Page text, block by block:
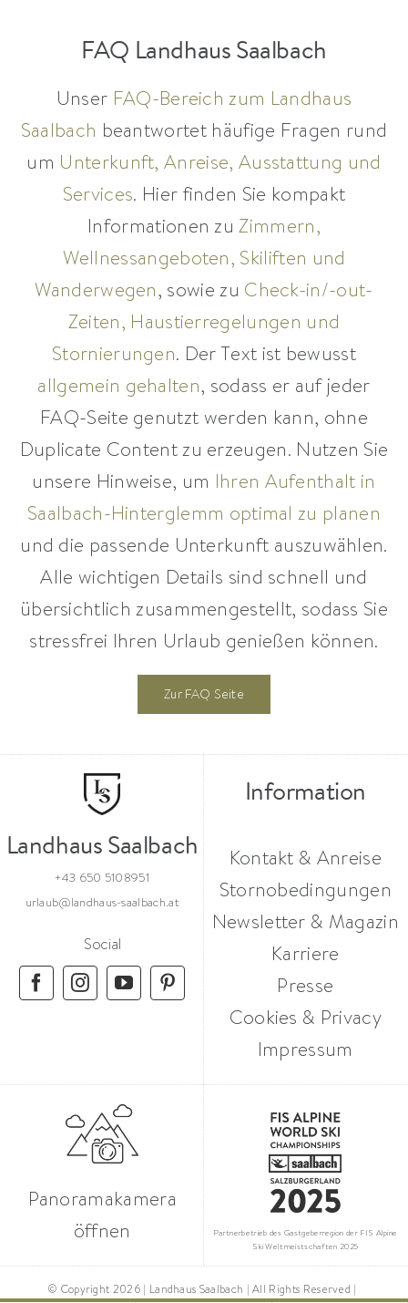
FAQ Landhaus Saalbach
Unser FAQ-Bereich zum Landhaus
Saalbach beantwortet häufige Fragen rund
um Unterkunft, Anreise, Ausstattung und
Services. Hier finden Sie kompakt
Informationen zuZimmern,
Wellnessangeboten, Skiliften und
Wanderwegen, sowie zu Check-in/-out-
Zeiten, Haustierregelungen und
Stornierungen. Der Text ist bewusst
allgemein gehalten, sodass er auf jeder
FAQ-Seite genutzt werden kann, ohne
Duplicate Content zu erzeugen. Nutzen Sie
unsere Hinweise, um Ihren Aufenthalt in
Saalbach-Hinterglemm optimal zu planen
und die passende Unterkunft auszuwählen.
Alle wichtigen Details sind schnell und
übersichtlich zusammengestellt, sodass Sie
stressfrei Ihren Urlaub genießen können.
Zur FAQ Seite
Landhaus Saalbach
+43 650 5108951
urlaub@landhaus-saalbach.at
Social
Information
Kontakt & Anreise
Stornobedingungen
Newsletter & Magazin
Karriere
Presse
Cookies & Privacy
Impressum
Panoramakamera
öffnen
Partnerbetrieb des Gastgeberregion der FIS Alpine
Ski Weltmeistschaften 2025
© Copyright 2026 | Landhaus Saalbach | All Rights Reserved |